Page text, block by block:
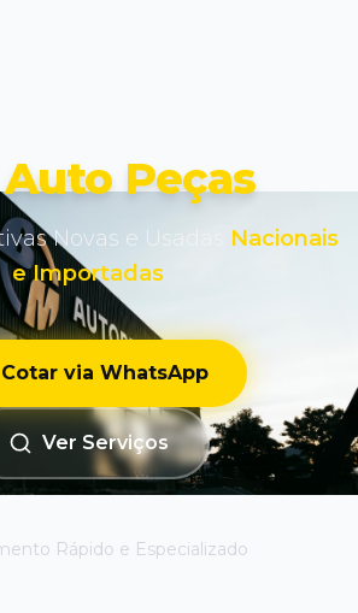
Auto Peças
Novas e Usadas Nacionais
e Importadas
Cotar via WhatsApp
Ver Serviços
Rápido e Especializado